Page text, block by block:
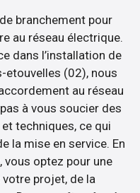
branchement pour
au réseau électrique.
dans l’installation de
etouvelles (02), nous
au réseau
à vous soucier des
techniques, ce qui
la mise en service. En
optez pour une
projet, de la